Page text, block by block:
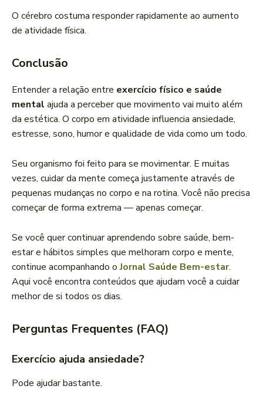
O cérebro costuma responder rapidamente ao aumento
de atividade física.
Conclusão
Entender a relação entre exercício físico e saúde
mental ajuda a perceber que movimento vai muito além
da estética. O corpo em atividade influencia ansiedade,
estresse, sono, humor e qualidade de vida como um todo.
Seu organismo foi feito para se movimentar. E muitas
vezes, cuidar da mente começa justamente através de
pequenas mudanças no corpo e na rotina. Você não precisa
começar de forma extrema — apenas começar.
Se você quer continuar aprendendo sobre saúde, bem-
estar e hábitos simples que melhoram corpo e mente,
continue acompanhando oJornal Saúde Bem-estar.
Aqui você encontra conteúdos que ajudam você a cuidar
melhor de si todos os dias.
Perguntas Frequentes (FAQ)
Exercício ajuda ansiedade?
Pode ajudar bastante.